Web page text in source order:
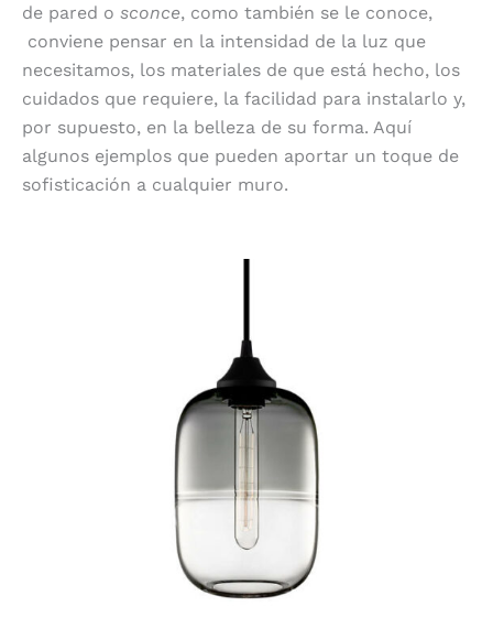
de pared o sconce, como también se le conoce,
conviene pensar en la intensidad de la luz que
necesitamos, los materiales de que está hecho, los
cuidados que requiere, la facilidad para instalarlo y,
por supuesto, en la belleza de su forma. Aquí
algunos ejemplos que pueden aportar un toque de
sofisticación a cualquier muro.